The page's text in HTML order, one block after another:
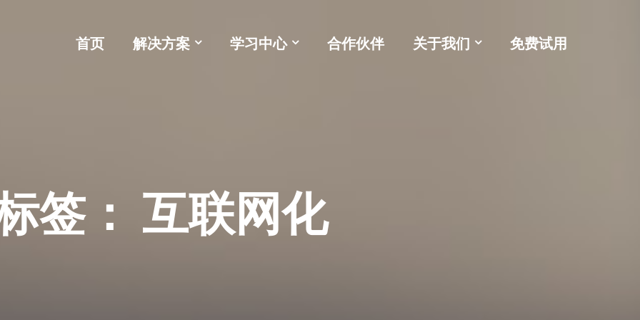
首页 解决方案 学习中心 合作伙伴 关于我们 免费试用
签： 互联网化